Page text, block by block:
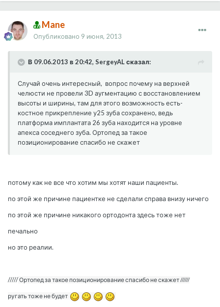
Mane
Опубликовано 9 июня, 2013
В 09.06.2013 в 20:42, SergeyAL сказал:
Случай очень интересный, вопрос почему на верхней
челюсти не провели 3D аугментацию с восстановлением
высоты и ширины, там для этого возможность есть-
костное прикрепление у25 зуба сохранено, ведь
платформа имплантата 26 зуба находится на уровне
апекса соседнего зуба. Ортопед за такое
позиционирование спасибо не скажет
потому как не все что хотим мы хотят наши пациенты.
по этой же причине пациентке не сделали справа внизу ничего
по этой же причине никакого ортодонта здесь тоже нет
печально
но это реалии.
/////Ортопед за такое позиционирование спасибо не скажет //////
ругать тоже не будет